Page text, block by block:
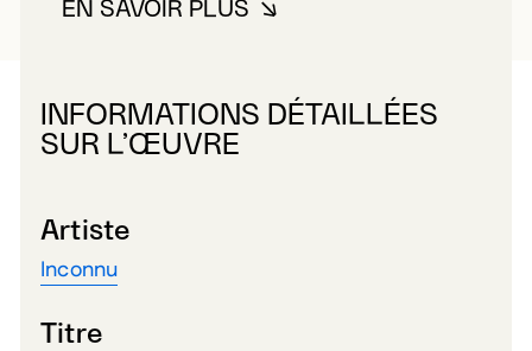
EN SAVOIR PLUSÀ PROPOS DE INCONNU
INFORMATIONS DÉTAILLÉES
SUR L’ŒUVRE
Artiste
Inconnu
Titre